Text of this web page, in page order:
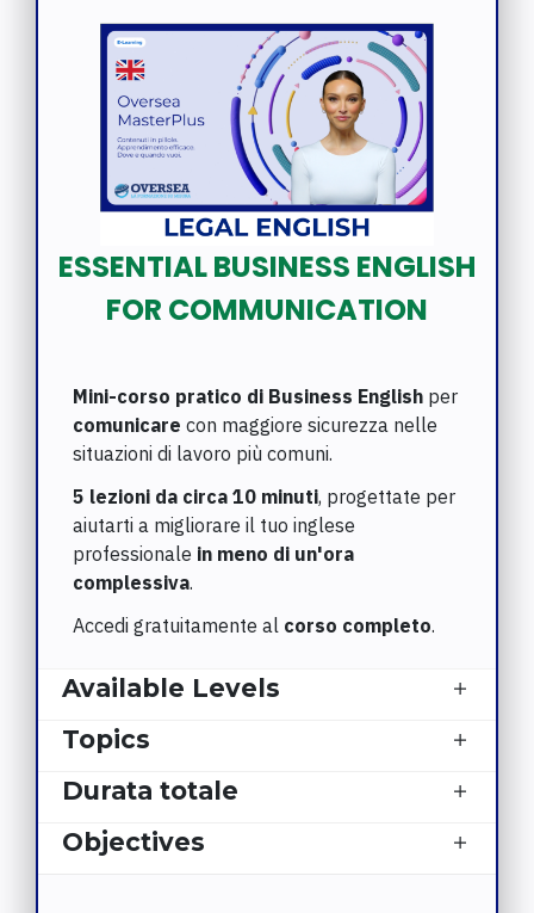
ESSENTIAL BUSINESS ENGLISH
FOR COMMUNICATION
Mini-corso pratico di Business Englishper
comunicare con maggiore sicurezza nelle
situazioni di lavoro più comuni.
5 lezioni da circa 10 minuti, progettate per
aiutarti a migliorare il tuo inglese
professionale in meno di un'ora
complessiva.
Accedi gratuitamente al corso completo.
Available Levels
Topics
Durata totale
Objectives